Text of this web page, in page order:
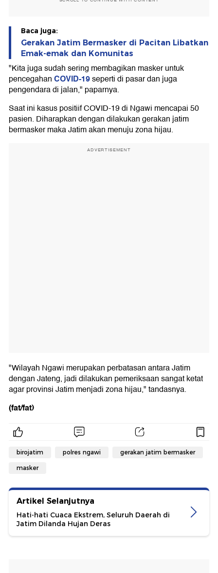
Baca juga:
Gerakan Jatim Bermasker di Pacitan Libatkan
Emak-emak dan Komunitas
"Kita juga sudah sering membagikan masker untuk
pencegahanCOVID-19seperti di pasar dan juga
pengendara di jalan," paparnya.
Saat ini kasus positiif COVID-19 di Ngawi mencapai 50
pasien. Diharapkan dengan dilakukan gerakan jatim
bermasker maka Jatim akan menuju zona hijau.
ADVERTISEMENT
"Wilayah Ngawi merupakan perbatasan antara Jatim
dengan Jateng, jadi dilakukan pemeriksaan sangat ketat
agar provinsi Jatim menjadi zona hijau," tandasnya.
(fat/fat)
birojatim polres ngawi gerakan jatim bermasker
masker
Artikel Selanjutnya
Hati-hati Cuaca Ekstrem, Seluruh Daerah di
Jatim Dilanda Hujan Deras